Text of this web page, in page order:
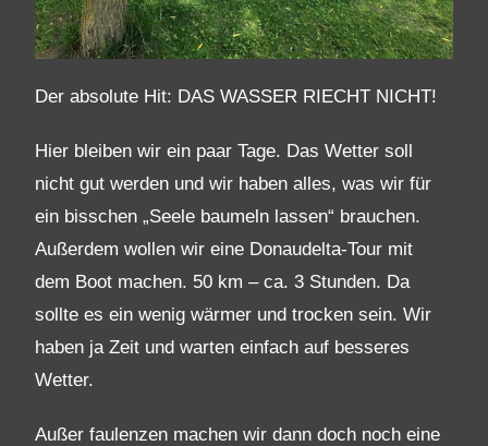
Der absolute Hit: DAS WASSER RIECHT NICHT!
Hier bleiben wir ein paar Tage. Das Wetter soll
nicht gut werden und wir haben alles, was wir für
ein bisschen „Seele baumeln lassen“ brauchen.
Außerdem wollen wir eine Donaudelta-Tour mit
dem Boot machen. 50 km – ca. 3 Stunden. Da
sollte es ein wenig wärmer und trocken sein. Wir
haben ja Zeit und warten einfach auf besseres
Wetter.
Außer faulenzen machen wir dann doch noch eine